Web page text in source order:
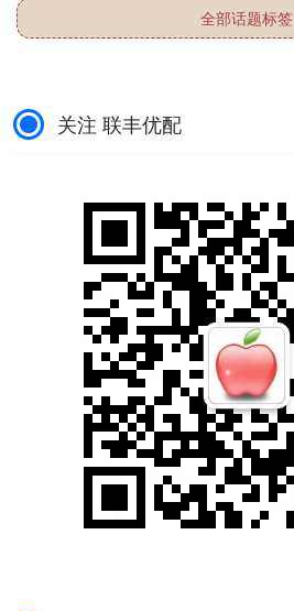
全部话题标签
关注 联丰优配